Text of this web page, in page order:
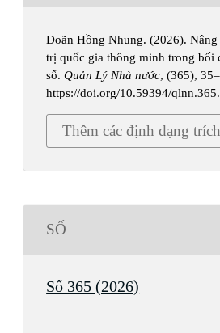
Doãn Hồng Nhung. (2026). Nâng
trị quốc gia thông minh trong bối
số.Quản Lý Nhà nước, (365),
https://doi.org/10.59394/
Thêm các định dạng
SỐ
Số 365 (2026)